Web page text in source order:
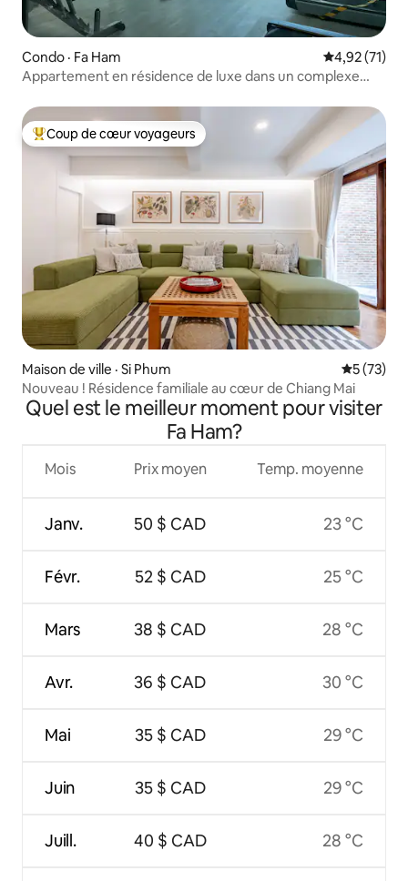
Condo · Fa Ham Note
4,92 (71)
Appartement en résidence de luxe dans un complexe
Coup de cœur voyageurs parmi les plus aimés
Coup de cœur voyageurs
Maison de ville · Si Phum Note
5 (73)
Nouveau ! Résidence familiale au cœur de Chiang Mai
Quel est le meilleur moment pour visiter
Fa Ham?
Mois
Janv.
Févr.
Mars
Avr.
Mai
Juin
Juill.
Prix moyen
50 $ CAD
52 $ CAD
38 $ CAD
36 $ CAD
35 $ CAD
35 $ CAD
40 $ CAD
Temp. moyenne
23 °C
25 °C
28 °C
30 °C
29 °C
29 °C
28 °C